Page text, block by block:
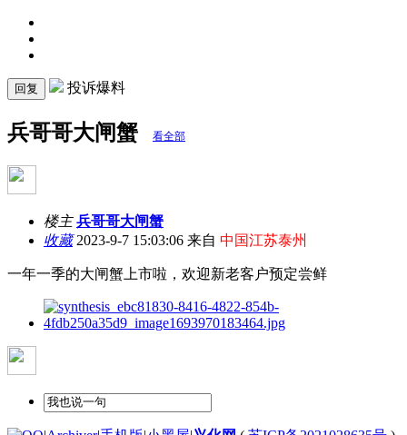
回复 投诉爆料
兵哥哥大闸蟹 看全部
楼主 兵哥哥大闸蟹
收藏2023-9-7 15:03:06 来自 中国江苏泰州
一年一季的大闸蟹上市啦，欢迎新老客户预定尝鲜